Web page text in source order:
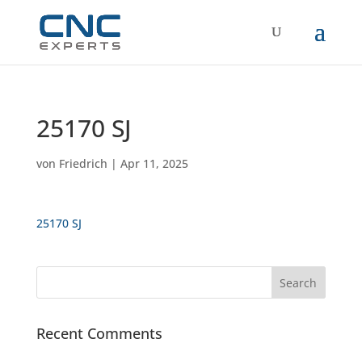
25170 SJ
von Friedrich | Apr 11, 2025
25170 SJ
Recent Comments